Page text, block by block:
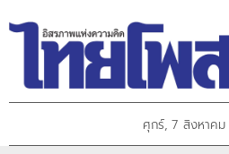
ศุกร์, 7 สิงหาค